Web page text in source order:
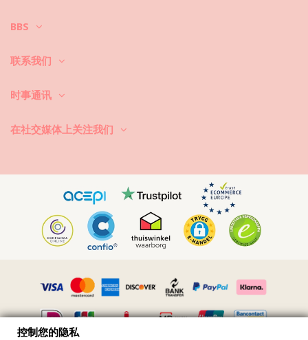
首先：避免接触粗糙的表面。当你想坐下或躺下的时候，一定要用毛巾先
覆盖下。直接接触表面，如混凝土、石头(如游泳池边缘)或木头（尤其是
单的肥皂，但最好是专门用于泳装洗涤的产品。
珍珠或褶边装饰，避免在洗涤时摩擦、扭曲和拉伸。
如果游泳衣有污点，试着趁它还湿的时候轻拍它。如果污渍干了，不要通
过刮来去除。你可能会破坏染料。最好请求帮助你当地的干洗店。
如何弄干？永远不要在阳光下直接暴晒。拿条毛巾，穿上比基尼或泳衣，
小心地卷起来，以排除多余的水。把它平放在毛巾上，让它在阴凉处干
燥。直接暴露在阳光下可能会褪色。请勿使用烘干机。
如何去除织物中的小沙粒？带上吹风机，在凉爽的环境中吹掉沙子。
BBS
联系我们
时事通讯
在社交媒体上关注我们
控制您的隐私